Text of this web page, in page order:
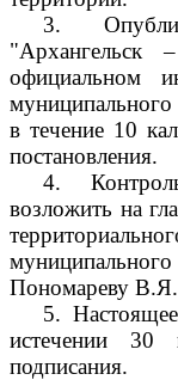
3.
официальном
в течение 10
постановления.
4.
возложить на
Пономареву В.Я.
5.
истечении 30
подписания.